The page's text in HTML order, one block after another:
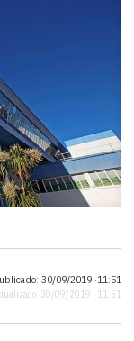
30/09/2019 ·11:51
30/09/2019 · 11:51